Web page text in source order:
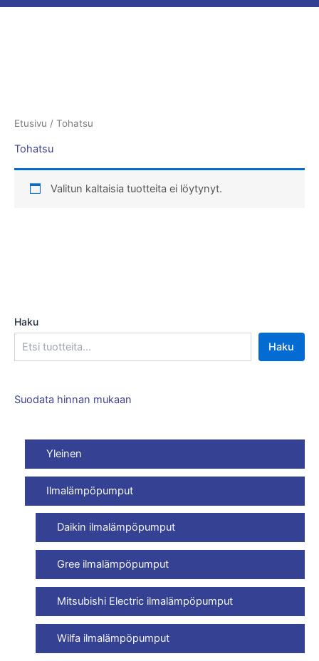
Haku
Haku
Suodata hinnan mukaan
Yleinen
Ilmalämpöpumput
Daikin ilmalämpöpumput
Gree ilmalämpöpumput
Mitsubishi Electric ilmalämpöpumput
Wilfa ilmalämpöpumput
Etusivu / Tohatsu
Tohatsu
Valitun kaltaisia tuotteita ei löytynyt.